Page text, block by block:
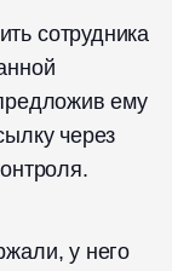
сотрудника
ему
через
у него